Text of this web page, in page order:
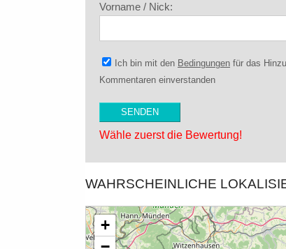
Vorname / Nick:
Ich bin mit den Bedingungen für das
Kommentaren einverstanden
Wähle zuerst die Bewertung!
WAHRSCHEINLICHE